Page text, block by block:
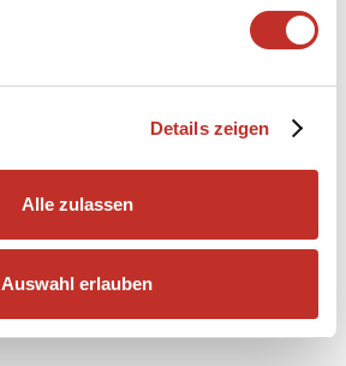
Details zeigen
Alle zulassen
Auswahl erlauben